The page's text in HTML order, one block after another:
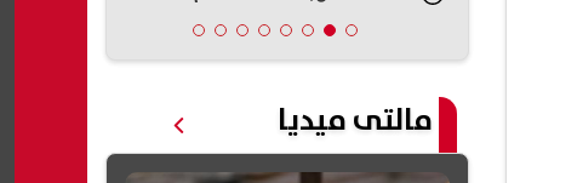
مالتى ميديا